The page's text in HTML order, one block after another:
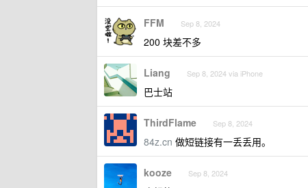
FFM Sep 8, 2024
200 块差不多
Liang Sep 8, 2024 via iPhone
巴士站
ThirdFlame Sep 8, 2024
84z.cn 做短链接有一丢丢用。
kooze Sep 8, 2024